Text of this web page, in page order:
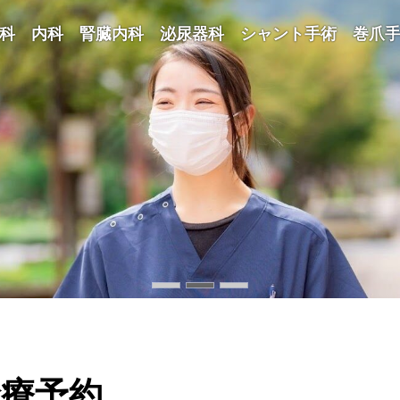
内科・外科を幅広くカバー
安心して頼れる地域のかかりつけ医
内科 腎臓内科 泌尿器科 シャント手術 巻爪
信頼されるクリニックを目指して